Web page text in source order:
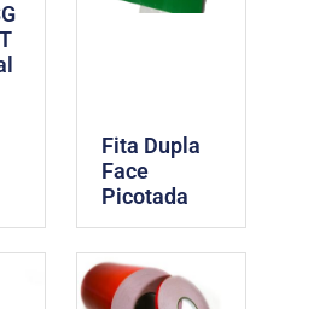
Fita Dupla
Face
Picotada